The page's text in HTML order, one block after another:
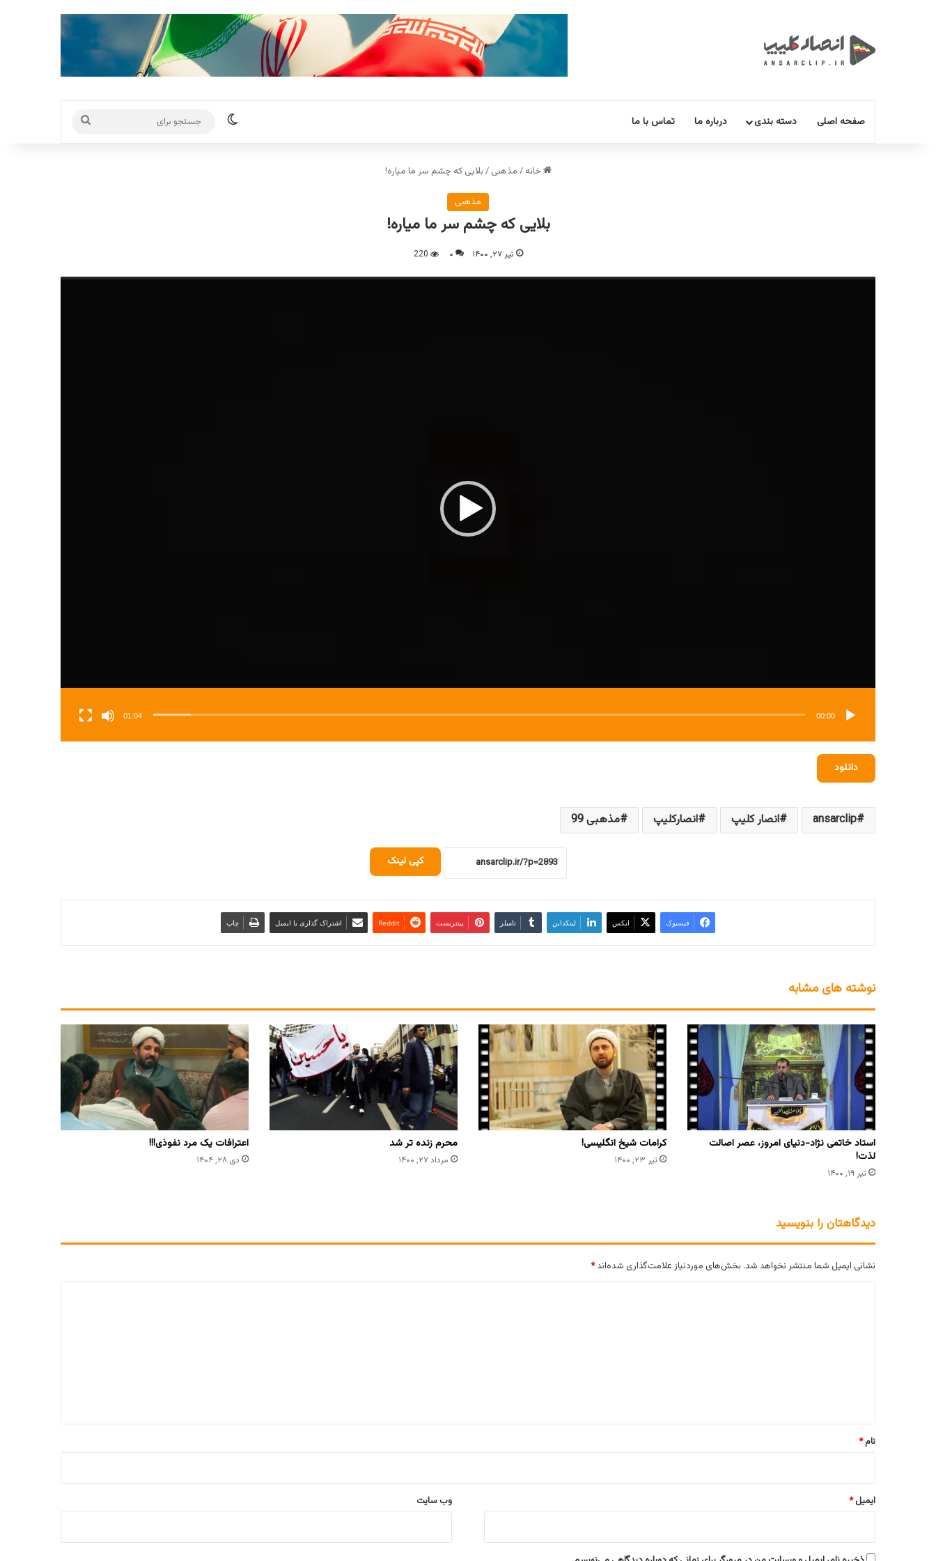
صفحه اصلی دسته بندی درباره ما تماس با ما تغییر پوسته
برای
خانه / مذهبی / بلایی که چشم سر ما میاره!
مذهبی
بلایی که چشم سر ما میاره!
تیر ۲۷, ۱۴۰۰ ۰ 220
نمایشگر
00:00
01:04
دانلود
ansarclip انصار کلیپ انصارکلیپ مذهبی 99
کپی لینک
فیسبوک ایکس لینکداین تامبلر پینتریست Reddit اشتراک گذاری با ایمیل چاپ
نوشته های مشابه
استاد خاتمی نژاد-دنیای امروز، عصر اصالت
لذت!
تیر ۱۹, ۱۴۰۰
کرامات شیخ انگلیسی!
تیر ۲۳, ۱۴۰۰
محرم زنده تر شد
مرداد ۲۷, ۱۴۰۰
اعترافات یک مرد نفوذی!!!
دی ۲۸, ۱۴۰۴
دیدگاهتان را بنویسید
نشانی ایمیل شما منتشر نخواهد شد. بخش‌های موردنیاز علامت‌گذاری شده‌اند*
نام*
ایمیل* وب‌ سایت